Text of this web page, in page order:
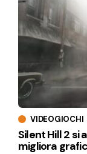
VIDEOGIOCHI
Silent Hill 2 si
migliora